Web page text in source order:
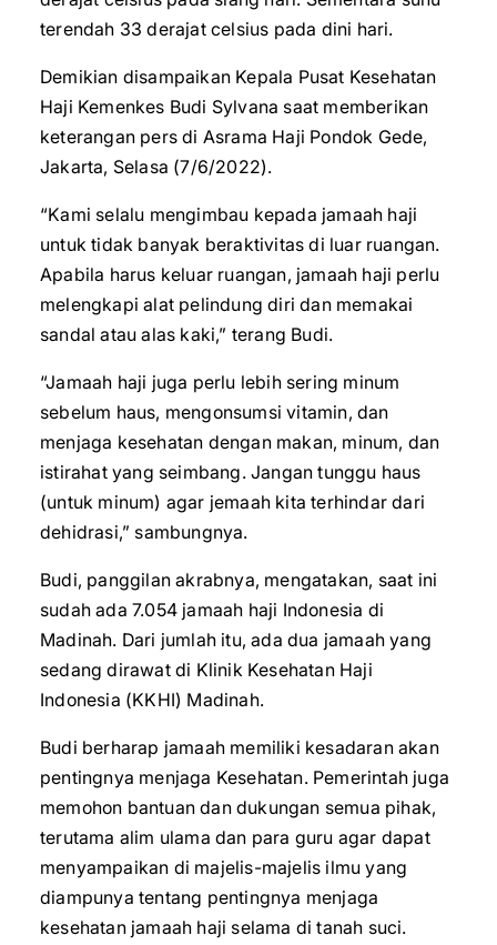
terendah 33 derajat celsius pada dini hari.
Demikian disampaikan Kepala Pusat Kesehatan
Haji Kemenkes Budi Sylvana saat memberikan
keterangan pers di Asrama Haji Pondok Gede,
Jakarta, Selasa (7/6/2022).
“Kami selalu mengimbau kepada jamaah haji
untuk tidak banyak beraktivitas di luar ruangan.
Apabila harus keluar ruangan, jamaah haji perlu
melengkapi alat pelindung diri dan memakai
sandal atau alas kaki,” terang Budi.
“Jamaah haji juga perlu lebih sering minum
sebelum haus, mengonsumsi vitamin, dan
menjaga kesehatan dengan makan, minum, dan
istirahat yang seimbang. Jangan tunggu haus
(untuk minum) agar jemaah kita terhindar dari
dehidrasi,” sambungnya.
Budi, panggilan akrabnya, mengatakan, saat ini
sudah ada 7.054 jamaah haji Indonesia di
Madinah. Dari jumlah itu, ada dua jamaah yang
sedang dirawat di Klinik Kesehatan Haji
Indonesia (KKHI) Madinah.
Budi berharap jamaah memiliki kesadaran akan
pentingnya menjaga Kesehatan. Pemerintah juga
memohon bantuan dan dukungan semua pihak,
terutama alim ulama dan para guru agar dapat
menyampaikan di majelis-majelis ilmu yang
diampunya tentang pentingnya menjaga
kesehatan jamaah haji selama di tanah suci.